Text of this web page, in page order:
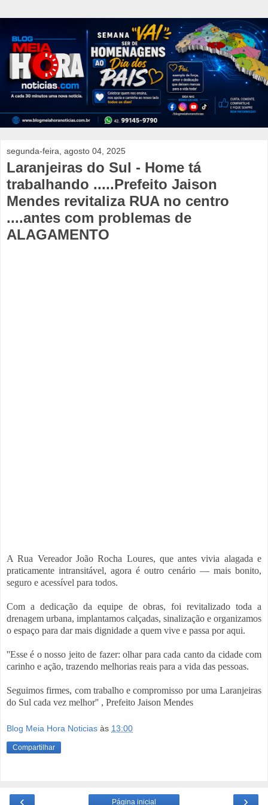
segunda-feira, agosto 04, 2025
Laranjeiras do Sul - Home tá
trabalhando .....Prefeito Jaison
Mendes revitaliza RUA no centro
....antes com problemas de
ALAGAMENTO
A Rua Vereador João Rocha Loures, que antes vivia alagada e
praticamente intransitável, agora é outro cenário — mais bonito,
seguro e acessível para todos.
Com a dedicação da equipe de obras, foi revitalizado toda a
drenagem urbana, implantamos calçadas, sinalização e organizamos
o espaço para dar mais dignidade a quem vive e passa por aqui.
''Esse é o nosso jeito de fazer: olhar para cada canto da cidade com
carinho e ação, trazendo melhorias reais para a vida das pessoas.
Seguimos firmes, com trabalho e compromisso por uma Laranjeiras
do Sul cada vez melhor'' , Prefeito Jaison Mendes
Blog Meia Hora Noticias às 13:00
Compartilhar
‹ ›
Página inicial